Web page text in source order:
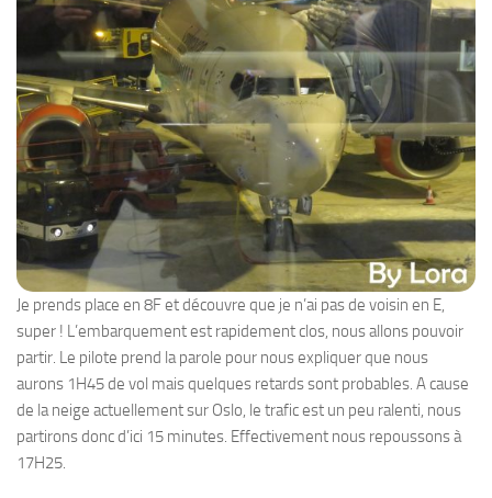
Je prends place en 8F et découvre que je n’ai pas de voisin en E,
super ! L’embarquement est rapidement clos, nous allons pouvoir
partir. Le pilote prend la parole pour nous expliquer que nous
aurons 1H45 de vol mais quelques retards sont probables. A cause
de la neige actuellement sur Oslo, le trafic est un peu ralenti, nous
partirons donc d’ici 15 minutes. Effectivement nous repoussons à
17H25.